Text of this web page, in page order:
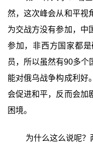
然，这次峰会从和平视
为交战方没有参加，中
参加，非西方国家都
员，所以虽然有90多个
能对俄乌战争构成利好
会促进和平，反而会加
困境。
为什么这么说呢？